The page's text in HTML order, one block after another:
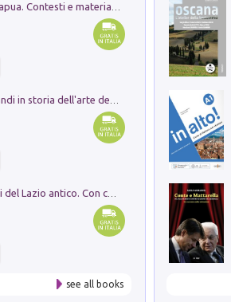
I monumenti funerari del Lazio antico. Con cartella con tavole
see all books